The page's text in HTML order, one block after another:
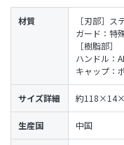
材質
［刃部］ス
ガード：特
［樹脂部］
ハンドル：
キャップ：
サイズ詳細 約
生産国 中国